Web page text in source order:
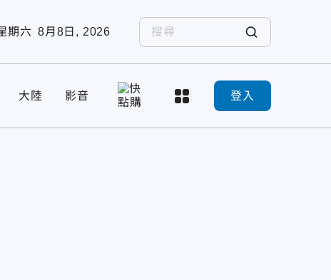
期六 8月8日, 2026
大陸 影音 登入